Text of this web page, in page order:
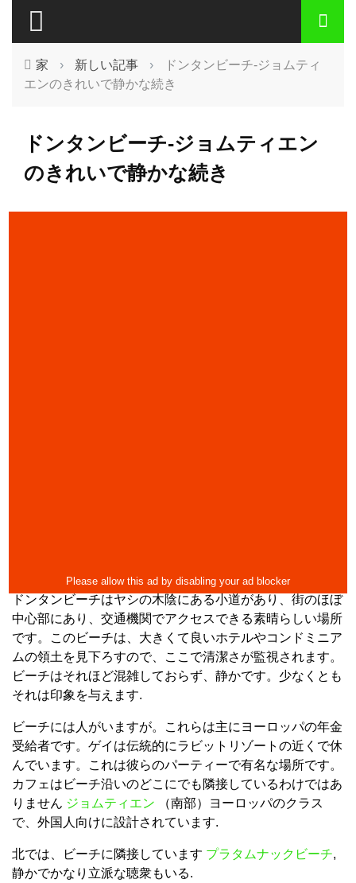
家 › 新しい記事 ›
ドンタンビーチ-ジョムティ
エンのきれいで静かな続き
ドンタンビーチ-ジョムティエン
のきれいで静かな続き
ドンタンビーチはヤシの木陰にある小道があり、街のほぼ
中心部にあり、交通機関でアクセスできる素晴らしい場所
です。このビーチは、大きくて良いホテルやコンドミニア
ムの領土を見下ろすので、ここで清潔さが監視されます。
ビーチはそれほど混雑しておらず、静かです。少なくとも
それは印象を与えます.
ビーチには人がいますが。これらは主にヨーロッパの年金
受給者です。ゲイは伝統的にラビットリゾートの近くで休
んでいます。これは彼らのパーティーで有名な場所です。
カフェはビーチ沿いのどこにでも隣接しているわけではあ
りません ジョムティエン （南部）ヨーロッパのクラス
で、外国人向けに設計されています.
北では、ビーチに隣接しています プラタムナックビーチ,
静かでかなり立派な聴衆もいる.